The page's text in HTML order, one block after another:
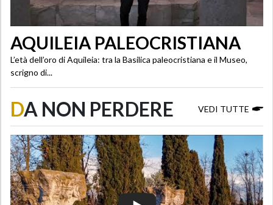
AQUILEIA PALEOCRISTIANA
L’età dell’oro di Aquileia: tra la Basilica paleocristiana e il Museo,
scrigno di...
DA NON PERDERE VEDI TUTTE